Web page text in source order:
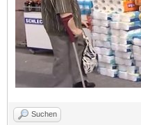
Suchen